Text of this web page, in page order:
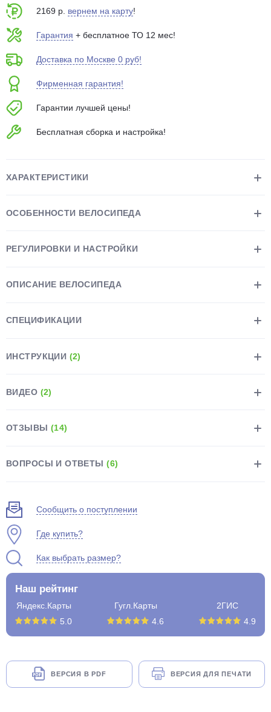
2169 р. вернем на карту!
Гарантия + бесплатное ТО 12 мес!
Доставка по Москве 0 руб!
Фирменная гарантия!
Гарантии лучшей цены!
Бесплатная сборка и настройка!
ХАРАКТЕРИСТИКИ
ОСОБЕННОСТИ ВЕЛОСИПЕДА
РЕГУЛИРОВКИ И НАСТРОЙКИ
ОПИСАНИЕ ВЕЛОСИПЕДА
СПЕЦИФИКАЦИИ
ИНСТРУКЦИИ (2)
ВИДЕО (2)
ОТЗЫВЫ (14)
ВОПРОСЫ И ОТВЕТЫ(6)
Сообщить о поступлении
Где купить?
Как выбрать размер?
Наш рейтинг
Яндекс.Карты
5.0
Гугл.Карты
4.6
2ГИС
4.9
ВЕРСИЯ В PDF ВЕРСИЯ ДЛЯ ПЕЧАТИ
об оплате Плайтом
8 800 302-02-51
plait.ru